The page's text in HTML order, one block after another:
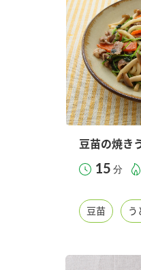
豆苗の焼き
15 分
豆苗 う